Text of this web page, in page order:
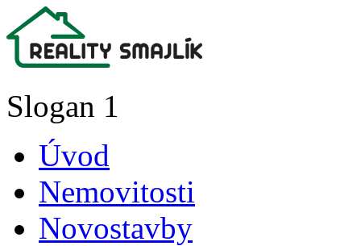
Slogan 1
Úvod
Nemovitosti
Novostavby